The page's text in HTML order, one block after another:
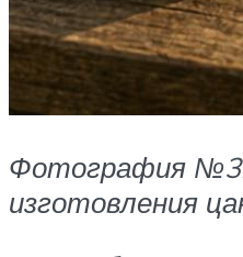
Фотография
изготовления